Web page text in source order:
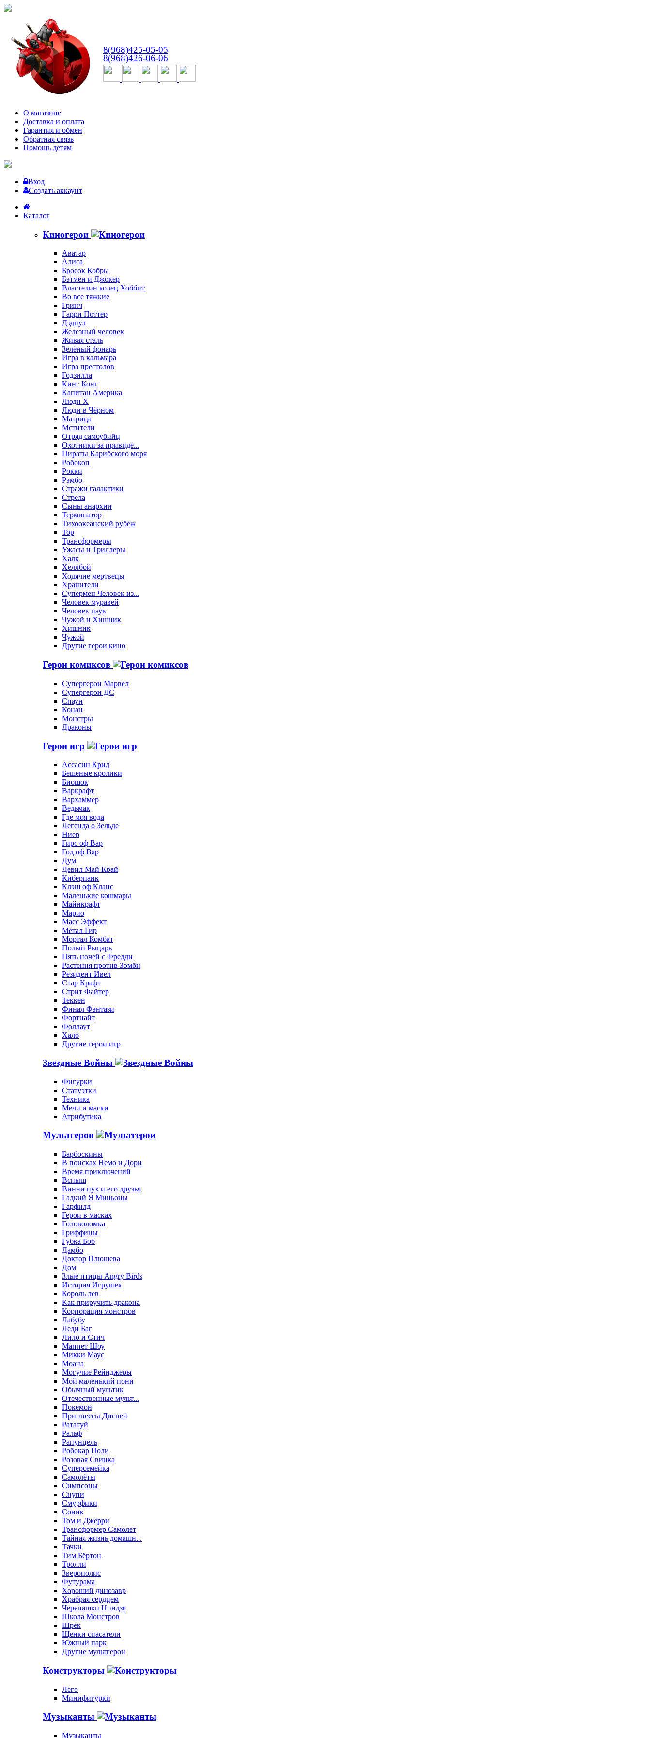
8(968)425-05-05
8(968)426-06-06
О магазине
Доставка и оплата
Гарантия и обмен
Обратная связь
Помощь детям
Вход
Создать аккаунт
Каталог
Киногерои
Аватар
Алиса
Бросок Кобры
Бэтмен и Джокер
Властелин колец Хоббит
Во все тяжкие
Гринч
Гарри Поттер
Дэдпул
Железный человек
Живая сталь
Зелёный фонарь
Игра в кальмара
Игра престолов
Годзилла
Кинг Конг
Капитан Америка
Люди X
Люди в Чёрном
Матрица
Мстители
Отряд самоубийц
Охотники за привиде...
Пираты Карибского моря
Робокоп
Рокки
Рэмбо
Стражи галактики
Стрела
Сыны анархии
Терминатор
Тихоокеанский рубеж
Тор
Трансформеры
Ужасы и Триллеры
Халк
Хеллбой
Ходячие мертвецы
Хранители
Супермен Человек из...
Человек муравей
Человек паук
Чужой и Хищник
Хищник
Чужой
Другие герои кино
Герои комиксов
Супергерои Марвел
Супергерои ДС
Спаун
Конан
Монстры
Драконы
Герои игр
Ассасин Крид
Бешеные кролики
Биошок
Варкрафт
Вархаммер
Ведьмак
Где моя вода
Легенда о Зельде
Ниер
Гирс оф Вар
Год оф Вар
Дум
Девил Май Край
Киберпанк
Клэш оф Кланс
Маленькие кошмары
Майнкрафт
Марио
Масс Эффект
Метал Гир
Мортал Комбат
Полый Рыцарь
Пять ночей с Фредди
Растения против Зомби
Резидент Ивел
Стар Крафт
Стрит Файтер
Теккен
Финал Фэнтази
Фортнайт
Фоллаут
Хало
Другие герои игр
Звездные Войны
Фигурки
Статуэтки
Техника
Мечи и маски
Атрибутика
Мультгерои
Барбоскины
В поисках Немо и Дори
Время приключений
Вспыш
Винни пух и его друзья
Гадкий Я Миньоны
Гарфилд
Герои в масках
Головоломка
Гриффины
Губка Боб
Дамбо
Доктор Плюшева
Дом
Злые птицы Angry Birds
История Игрушек
Король лев
Как приручить дракона
Корпорация монстров
Лабубу
Леди Баг
Лило и Стич
Маппет Шоу
Микки Маус
Моана
Могучие Рейнджеры
Мой маленький пони
Обычный мультик
Отечественные мульт...
Покемон
Принцессы Дисней
Рататуй
Ральф
Рапунцель
Робокар Поли
Розовая Свинка
Суперсемейка
Самолёты
Симпсоны
Снупи
Смурфики
Соник
Том и Джерри
Трансформер Самолет
Тайная жизнь домашн...
Тачки
Тим Бёртон
Тролли
Зверополис
Футурама
Хороший динозавр
Храбрая сердцем
Черепашки Ниндзя
Школа Монстров
Шрек
Щенки спасатели
Южный парк
Другие мультгерои
Конструкторы
Лего
Минифигурки
Музыканты
Музыканты